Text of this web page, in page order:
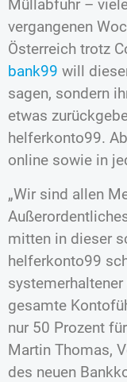
Müllabfuhr –
vergangenen
Österreich trotz
bank99 will
sagen, sondern
etwas
helferkonto99.
online sowie in
„Wir sind allen
mitten in dieser
helferkonto99
gesamte
nur 50 Prozent
Martin Thomas,
des neuen